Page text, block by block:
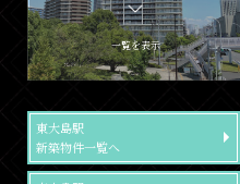
一覧を表示
東大島駅
新築物件一覧へ